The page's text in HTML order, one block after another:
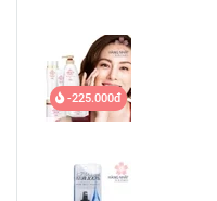
-225.000đ